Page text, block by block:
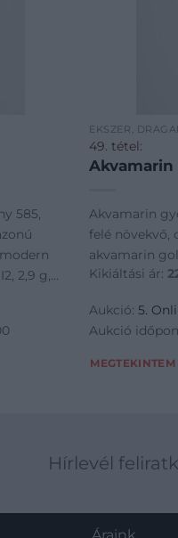
585,
2,9 g,
ÉKSZER,
49. tétel:
Akvamarin
felé növekvő,
akvamarin
Kikiáltási ár:
Aukció:5.
Aukció
MEGTEKINTEM
Hírlevél